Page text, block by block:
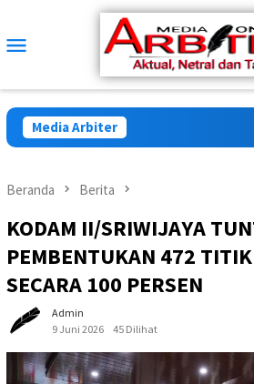
konten
Mobile
Media Arbiter
Beranda Berita
KODAM II/SRIWIJAYA
PEMBENTUKAN 472
SECARA 100 PERSEN
Admin
9 Juni 2026
45 Dilihat